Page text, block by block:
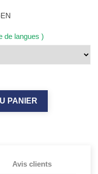
de langues )
PANIER
Avis clients